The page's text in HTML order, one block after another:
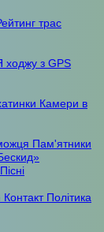
трас
ходжу з GPS
Камери в
Пам'ятники
Пісні
Контакт Політика